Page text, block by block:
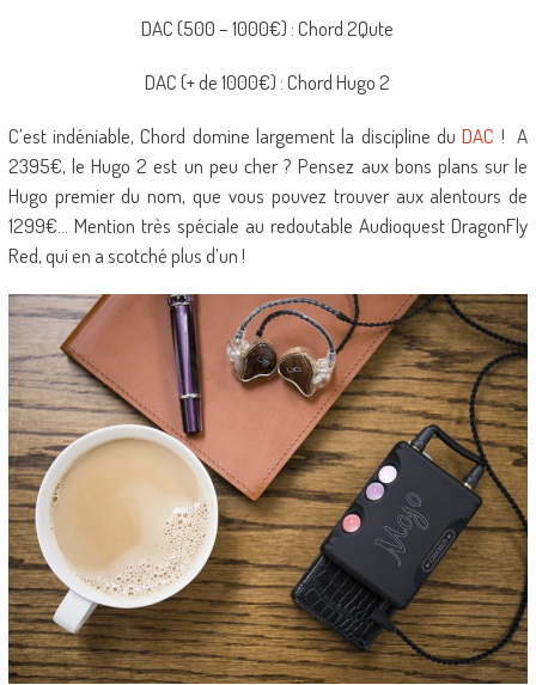
DAC (500 – 1000€) : Chord 2Qute
DAC (+ de 1000€) : Chord Hugo 2
C’est indéniable, Chord domine largement la discipline duDAC ! A
2395€, le Hugo 2 est un peu cher ? Pensez aux bons plans sur le
Hugo premier du nom, que vous pouvez trouver aux alentours de
1299€… Mention très spéciale au redoutable Audioquest DragonFly
Red, qui en a scotché plus d’un !